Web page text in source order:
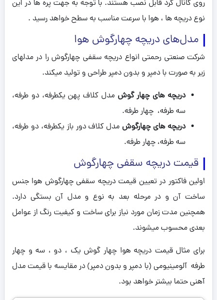
روی کانال گرد قابل نصب هستند. با توجه به جهت پره ها در این
نوع دریچه ها ، هوا با سرعت مناسب به سطح خواهد رسید .
مدل‌های دریچه چهارگوش هوا
شرکت صنعتی رحمتی انواع دریچه سقفی چهارگوش را در مدلهای
زیر به صورت با دمپر و بدون دمپر طراحی و تولید میکند.
دریچه های چهار گوش مدل کلاف پهن یکطرفه، دو طرفه،
سه طرفه، چهار طرفه.
دریچه های چهارگوشمدل کلاف دور باز یکطرفه، دو طرفه،
سه طرفه، چهار طرفه.
قیمت دریچه سقفی چهارگوش
اولین فاکتور در تعیین قیمت دریچه سقفی چهارگوش هوا جنس
ساخت آن و در مرحله بعد به نوع و مدل آن بستگی دارد.
همچنین مدت زمان مورد نیاز برای ساخت و کیفیت رنگ از عوامل
بعدی محسوب میشوند.
برای مثال قیمت دریچه هوا چهار گوش یک ، دو ، سه و چهار
طرفه آلومینیومی (با دمپر و بدون دمپر) در مقایسه با قیمت مدل
آهنی حتما بیشتر خواهد بود.